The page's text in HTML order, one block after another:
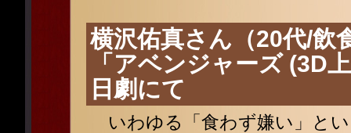
横沢佑真さん（20代/飲
「アベンジャーズ (3D
日劇にて
いわゆる「食わず嫌い」と